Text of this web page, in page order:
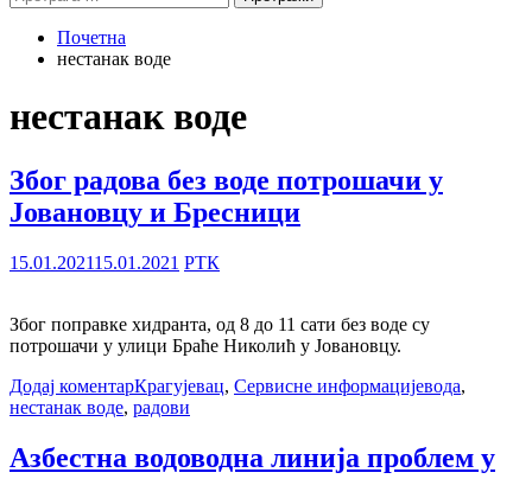
за:
Почетна
нестанак воде
нестанак воде
Због радова без воде потрошачи у
Јовановцу и Бресници
15.01.202115.01.2021 РТК
Због поправке хидранта, од 8 до 11 сати без воде су
потрошачи у улици Браће Николић у Јовановцу.
Додај коментарКрагујевац, Сервисне информацијевода,
нестанак воде, радови
Азбестна водоводна линија проблем у